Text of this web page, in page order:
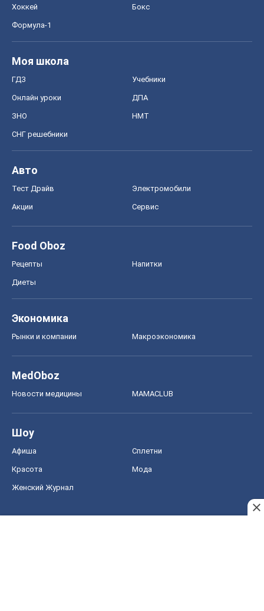
Хоккей Бокс
Формула-1
Моя школа
ГДЗ Учебники
Онлайн уроки ДПА
ЗНО НМТ
СНГ решебники
Авто
Тест Драйв Электромобили
Акции Сервис
Food Oboz
Рецепты Напитки
Диеты
Экономика
Рынки и компании Mакроэкономика
MedOboz
Новости медицины MAMACLUB
Шоу
Афиша Сплетни
Красота Мода
Женский Журнал